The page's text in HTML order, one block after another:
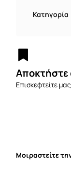
Κατηγορία
Αποκτήστε
Επισκεφτείτε
Μοιραστείτε